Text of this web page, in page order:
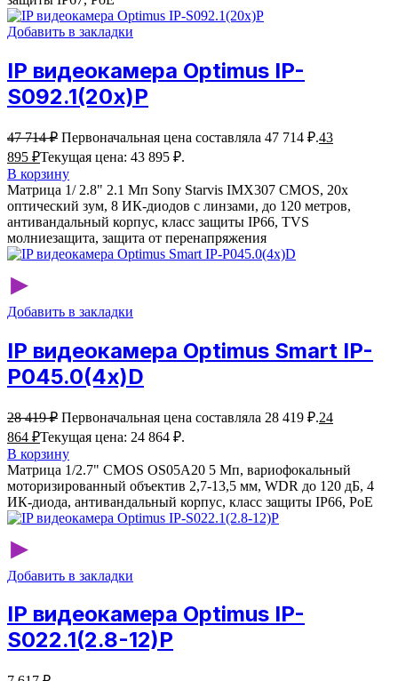
Добавить в закладки
IP видеокамера Optimus IP-
S092.1(20x)P
47 714₽ Первоначальная цена составляла 47 714 ₽.43
895 ₽Текущая цена: 43 895 ₽.
В корзину
Матрица 1/ 2.8" 2.1 Мп Sony Starvis IMX307 CMOS, 20x
оптический зум, 8 ИК-диодов с линзами, до 120 метров,
антивандальный корпус, класс защиты IР66, TVS
молниезащита, защита от перенапряжения
▸
Добавить в закладки
IP видеокамера Optimus Smart IP-
P045.0(4x)D
28 419₽ Первоначальная цена составляла 28 419 ₽.24
864 ₽Текущая цена: 24 864 ₽.
В корзину
Матрица 1/2.7" CMOS OS05A20 5 Мп, вариофокальный
моторизированный объектив 2,7-13,5 мм, WDR до 120 дБ, 4
ИК-диода, антивандальный корпус, класс защиты IР66, PoE
▸
Добавить в закладки
IP видеокамера Optimus IP-
S022.1(2.8-12)P